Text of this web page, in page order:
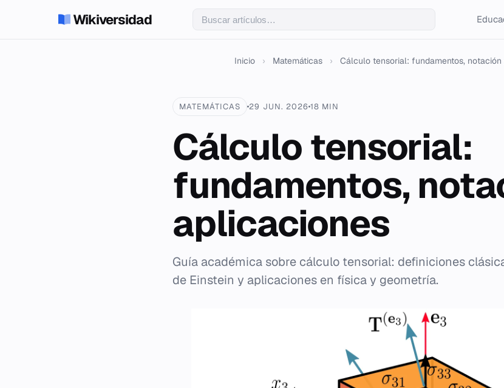
Wikiversidad
Inicio › Matemáticas › Cálculo tensorial: fundamentos, notación
MATEMÁTICAS 29 JUN. 2026 18 MIN
Cálculo tensorial:
fundamentos,
aplicaciones
Guía académica sobre cálculo tensorial: definiciones
de Einstein y aplicaciones en física y geometría.